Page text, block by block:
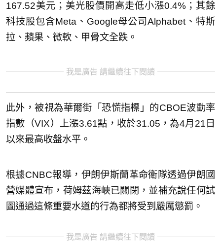
167.52美元；美光股價開高走低小漲0.4%；其餘
科技股包含Meta、Google母公司Alphabet、特斯
拉、蘋果、微軟、甲骨文全跌。
我是廣告 請繼續往下閱讀
此外，被視為華爾街「恐慌指標」的CBOE波動率
指數（VIX）上漲3.61點，收於31.05，為4月21日
以來最高收盤水平。
根據CNBC報導，伊朗伊斯蘭革命衛隊透過伊朗國
營媒體宣布，荷姆茲海峽已關閉，並補充說任何試
圖通過這條重要水道的行為都將受到嚴厲懲罰。
我是廣告 請繼續往下閱讀